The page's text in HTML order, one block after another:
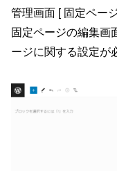
管理画面 [ 固定ペー
固定ページの編集画
ージに関する設定が